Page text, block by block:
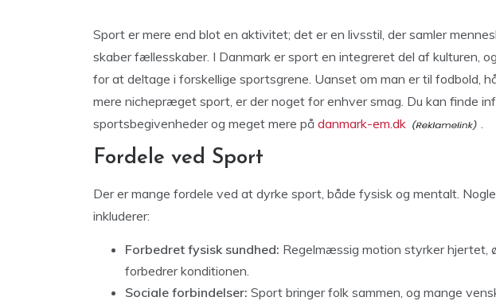
Sport er mere end blot en aktivitet; det er en livsstil, der samler
skaber fællesskaber. I Danmark er sport en integreret del af kulturen,
for at deltage i forskellige sportsgrene. Uanset om man er til fodbold,
mere nichepræget sport, er der noget for enhver smag. Du kan finde
sportsbegivenheder og meget mere på danmark-em.dk
Fordele ved Sport
Der er mange fordele ved at dyrke sport, både fysisk og mentalt.
inkluderer:
Forbedret fysisk sundhed: Regelmæssig motion styrker hjertet,
forbedrer konditionen.
Sociale forbindelser: Sport bringer folk sammen, og mange